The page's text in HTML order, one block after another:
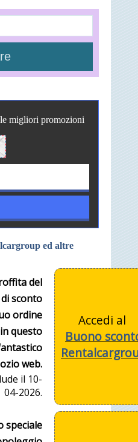
migliori promozioni
ed altre
del
di sconto
ordine
in questo
web.
il 10-
04-2026.
Accedi al
Buono
speciale